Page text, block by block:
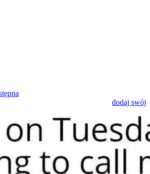
dodaj swój